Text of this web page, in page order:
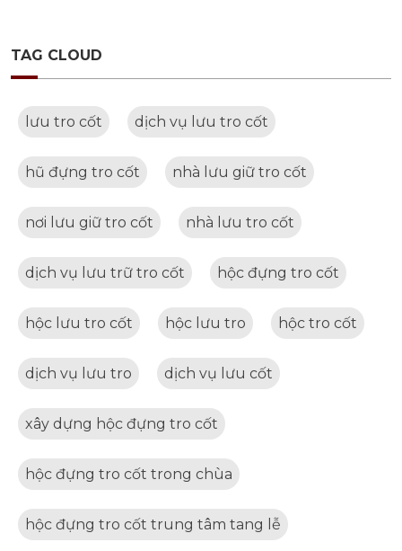
TAG CLOUD
lưu tro cốt dịch vụ lưu tro cốt
hũ đựng tro cốt nhà lưu giữ tro cốt
nơi lưu giữ tro cốt nhà lưu tro cốt
dịch vụ lưu trữ tro cốt hộc đựng tro cốt
hộc lưu tro cốt hộc lưu tro hộc tro cốt
dịch vụ lưu tro dịch vụ lưu cốt
xây dựng hộc đựng tro cốt
hộc đựng tro cốt trong chùa
hộc đựng tro cốt trung tâm tang lễ